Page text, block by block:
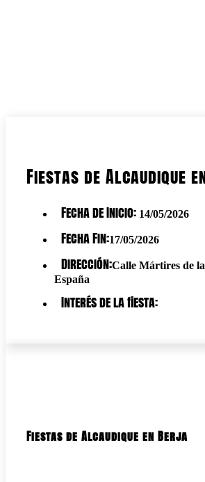
Fiestas de Alcaudique
Fecha de Inicio: 14/05/2026
Fecha Fin:17/05/2026
Dirección:Calle Mártires de
España
Interés de la fiesta:
Fiestas de Alcaudique en Berja